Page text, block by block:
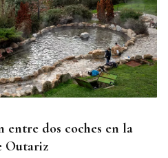
entre dos coches en la
Outariz